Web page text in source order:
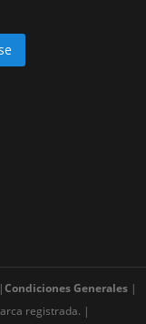
Condiciones Generales
registrada.